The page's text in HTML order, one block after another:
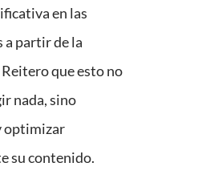
en las
a partir de la
que esto no
nada, sino
optimizar
su contenido.